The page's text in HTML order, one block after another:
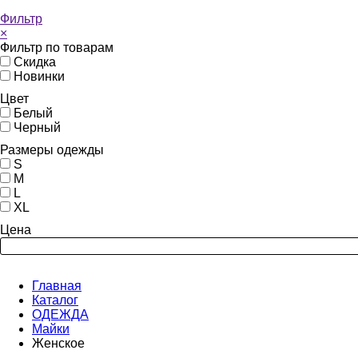
Фильтр
×
Фильтр по товарам
Скидка
Новинки
Цвет
Белый
Черный
Размеры одежды
S
M
L
XL
Цена
Главная
Каталог
ОДЕЖДА
Майки
Женское